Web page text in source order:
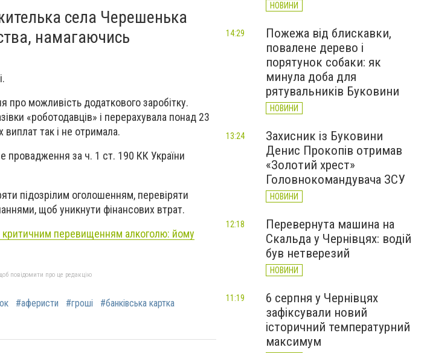
села Черешенька
намагаючись
можливість додаткового заробітку.
«роботодавців» і перерахувала понад 23
виплат так і не отримала.
провадження за ч. 1 ст. 190 КК України
підозрілим оголошенням, перевіряти
щоб уникнути фінансових втрат.
критичним перевищенням алкоголю: йому
повідомити про це редакцію
#аферисти #гроші
#банківська картка
НОВИНИ
Пожежа від блискавки,
повалене дерево і
порятунок собаки: як
минула доба для
рятувальників Буковини
НОВИНИ
14:29
Захисник із Буковини
Денис Прокопів отримав
«Золотий хрест»
Головнокомандувача ЗСУ
НОВИНИ
13:24
Перевернута машина на
Скальда у Чернівцях: водій
був нетверезий
НОВИНИ
12:18
6 серпня у Чернівцях
зафіксували новий
історичний температурний
максимум
11:19